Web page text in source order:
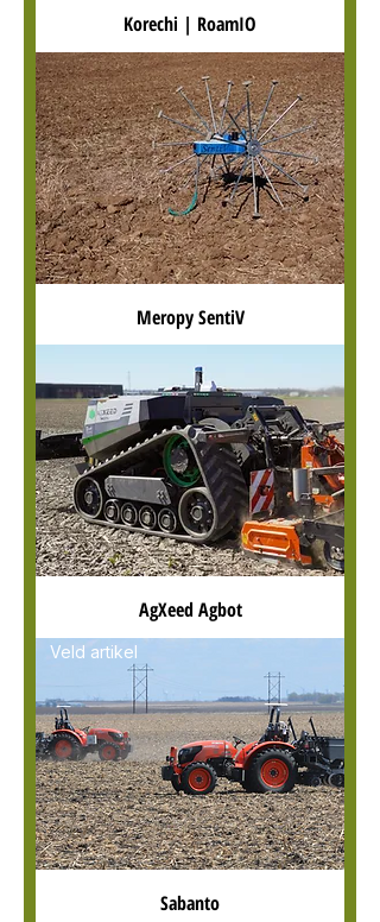
Korechi | RoamIO
Meropy SentiV
AgXeed Agbot
Veld artikel
Sabanto